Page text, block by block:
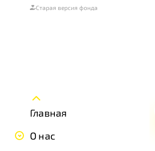
Старая версия фонда
Главная
О нас